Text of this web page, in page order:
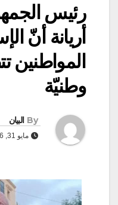
رئيس
أريانة أنّ
المواطنين
وطنيّة
By البيان
مايو 31, 2026